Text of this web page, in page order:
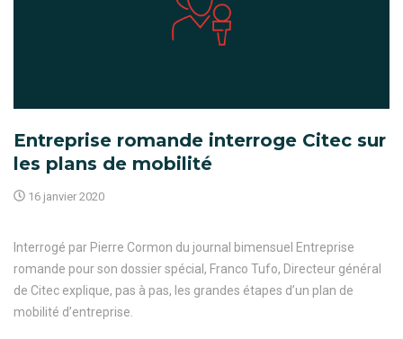
Entreprise romande interroge Citec sur
les plans de mobilité
16 janvier 2020
Interrogé par Pierre Cormon du journal bimensuel Entreprise
romande pour son dossier spécial, Franco Tufo, Directeur général
de Citec explique, pas à pas, les grandes étapes d’un plan de
mobilité d’entreprise.